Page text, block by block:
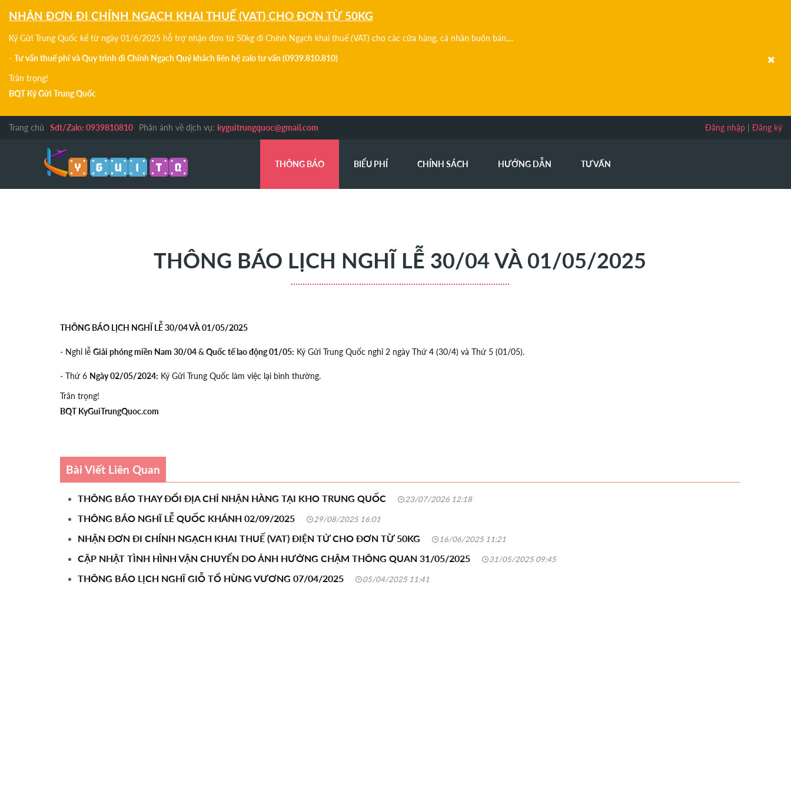
NHẬN ĐƠN ĐI CHÍNH NGẠCH KHAI THUẾ (VAT) CHO ĐƠN TỪ 50KG
Ký Gửi Trung Quốc kể từ ngày 01/6/2025 hỗ trợ nhận đơn từ 50kg đi Chính Ngạch khai thuế (VAT) cho các cửa hàng, cá nhân buôn bán,...
- Tư vấn thuế phí và Quy trình đi Chính Ngạch Quý khách liên hệ zalo tư vấn (0939.810.810)
Trân trọng!
BQT Ký Gửi Trung Quốc
Trang chủ Sdt/Zalo: 0939810810 Phản ánh về dịch vụ: kyguitrungquoc@gmail.com Đăng nhập | Đăng ký
THÔNG BÁO BIỂU PHÍ CHÍNH SÁCH HƯỚNG DẪN TƯ VẤN
THÔNG BÁO LỊCH NGHĨ LỄ 30/04 VÀ 01/05/2025
THÔNG BÁO LỊCH NGHĨ LỄ 30/04 VÀ 01/05/2025
- Nghỉ lễ Giải phóng miền Nam 30/04& Quốc tế lao động 01/05: Ký Gửi Trung Quốc nghỉ 2 ngày Thứ 4 (30/4) và Thứ 5 (01/05).
- Thứ 6 Ngày 02/05/2024: Ký Gửi Trung Quốc làm việc lại bình thường.
Trân trọng!
BQT KyGuiTrungQuoc.com
Bài Viết Liên Quan
THÔNG BÁO THAY ĐỔI ĐỊA CHỈ NHẬN HÀNG TẠI KHO TRUNG QUỐC 23/07/2026 12:18
THÔNG BÁO NGHĨ LỄ QUỐC KHÁNH 02/09/2025 29/08/2025 16:01
NHẬN ĐƠN ĐI CHÍNH NGẠCH KHAI THUẾ (VAT) ĐIỆN TỬ CHO ĐƠN TỪ 50KG 16/06/2025 11:21
CẬP NHẬT TÌNH HÌNH VẬN CHUYỂN DO ẢNH HƯỞNG CHẬM THÔNG QUAN 31/05/2025 31/05/2025 09:45
THÔNG BÁO LỊCH NGHĨ GIỖ TỔ HÙNG VƯƠNG 07/04/2025 05/04/2025 11:41